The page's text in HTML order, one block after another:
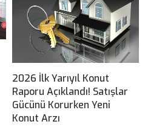
2026 İlk Yarıyıl Konut
Raporu Açıklandı! Satışlar
Gücünü Korurken Yeni
Konut Arzı